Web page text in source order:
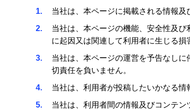
1 当社は、本ページに掲載される情報
2
当社は、本ページの機能、安全性及
に起因又は関連して利用者に生じる損
3
当社は、本ページの運営を予告なし
切責任を負いません。
4 当社は、利用者が投稿したいかなる
5 当社は、利用者間の情報及びコンテ